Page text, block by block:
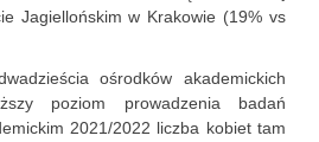
Jagiellońskim w Krakowie (19% vs
ośrodków akademickich
poziom prowadzenia badań
2021/2022 liczba kobiet tam